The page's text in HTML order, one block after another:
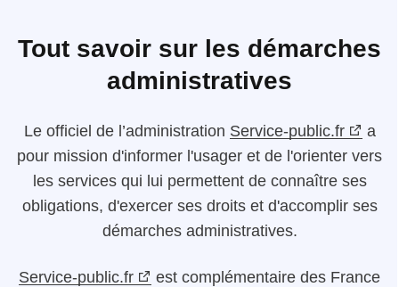
Tout savoir sur les démarches
administratives
Le officiel de l’administration Service-public.fr
a
pour mission d'informer l'usager et de l'orienter vers
les services qui lui permettent de connaître ses
obligations, d'exercer ses droits et d'accomplir ses
démarches administratives.
Service-public.fr
est complémentaire des France